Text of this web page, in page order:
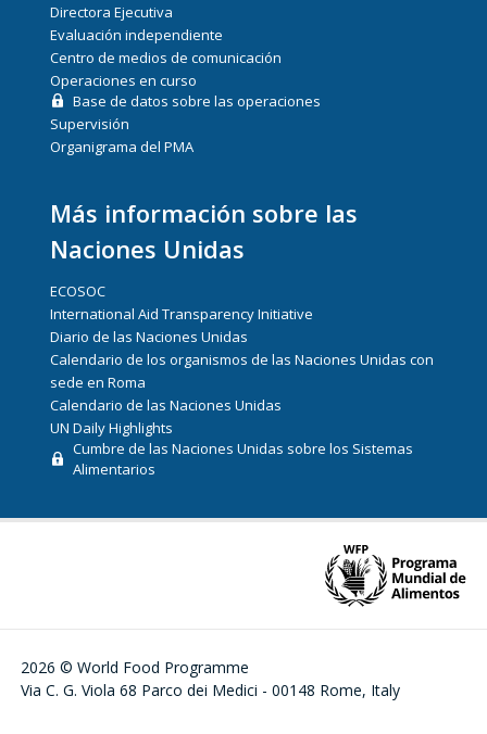
Directora Ejecutiva
Evaluación independiente
Centro de medios de comunicación
Operaciones en curso
Base de datos sobre las operaciones
Supervisión
Organigrama del PMA
Más información sobre las
Naciones Unidas
ECOSOC
International Aid Transparency Initiative
Diario de las Naciones Unidas
Calendario de los organismos de las Naciones Unidas con
sede en Roma
Calendario de las Naciones Unidas
UN Daily Highlights
Cumbre de las Naciones Unidas sobre los Sistemas
Alimentarios
2026 © World Food Programme
Via C. G. Viola 68 Parco dei Medici - 00148 Rome, Italy